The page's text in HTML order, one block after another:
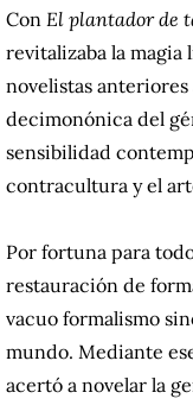
Con El plantador de
revitalizaba la magia
novelistas
decimonónica del
sensibilidad
contracultura y el
Por fortuna para
restauración de
vacuo formalismo
mundo. Mediante
acertó a novelar la